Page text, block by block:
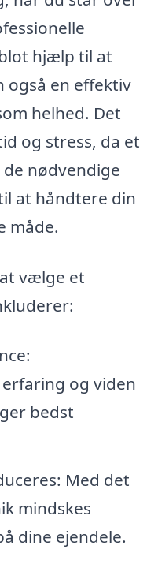
hjælp til at
også en effektiv
helhed. Det
og stress, da et
nødvendige
at håndtere din
måde.
vælge et
og viden
bedst
Med det
mindskes
dine ejendele.